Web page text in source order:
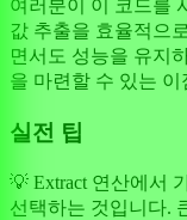
여러분이 이 코드를
값 추출을 효율적으
면서도 성능을 유지
을 마련할 수 있는
실전 팁
💡 Extract 연산에서
선택하는 것입니다.